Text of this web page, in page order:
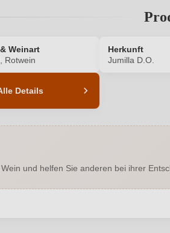
Weinart
Rotwein
Herkunft
Jumilla D.O.
Details
und helfen Sie anderen bei ihrer